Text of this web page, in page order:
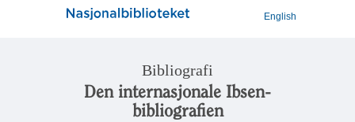
English
Bibliografi
Den internasjonale Ibsen-
bibliografien